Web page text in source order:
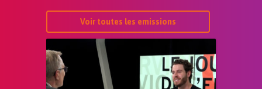
Voir toutes les emissions